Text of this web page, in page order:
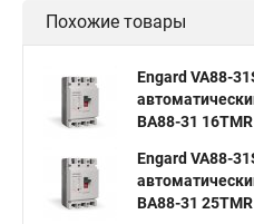
Похожие товары
Engard VA88-
ВА88-31
Engard VA88-
ВА88-31